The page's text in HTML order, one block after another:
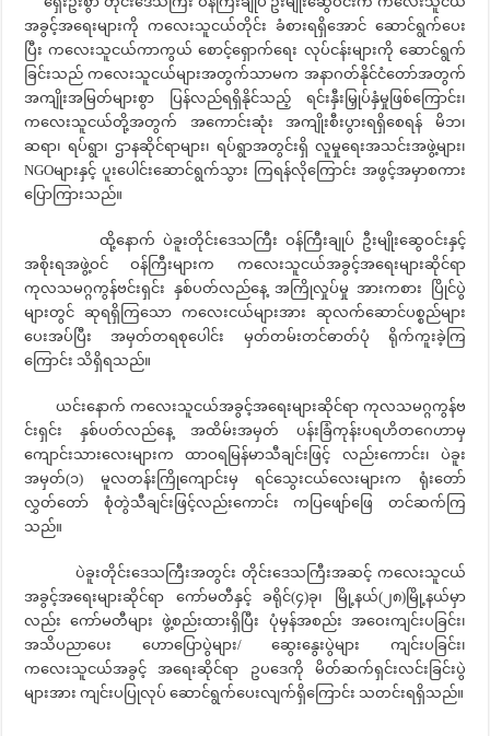
အခွင့်အရေးများကို ကလေးသူငယ်တိုင်း ခံစားရရှိအောင် ဆောင်ရွက်ပေး
ပြီး ကလေးသူငယ်ကာကွယ် စောင့်ရှောက်ရေး လုပ်ငန်းများကို ဆောင်ရွက်
ခြင်းသည် ကလေးသူငယ်များအတွက်သာမက အနာဂတ်နိုင်ငံတော်အတွက်
အကျိုးအမြတ်များစွာ ပြန်လည်ရရှိနိုင်သည့် ရင်းနှီးမြှုပ်နှံမှုဖြစ်ကြောင်း၊
ကလေးသူငယ်တို့အတွက် အကောင်းဆုံး အကျိုးစီးပွားရရှိစေရန် မိဘ၊
ဆရာ၊ ရပ်ရွာ၊ ဌာနဆိုင်ရာများ၊ ရပ်ရွာအတွင်းရှိ လူမှုရေးအသင်းအဖွဲ့များ၊
NGOများနှင့် ပူးပေါင်းဆောင်ရွက်သွား ကြရန်လိုကြောင်း အဖွင့်အမှာစကား
ပြောကြားသည်။
ထို့နောက် ပဲခူးတိုင်းဒေသကြီး ဝန်ကြီးချုပ် ဦးမျိုးဆွေဝင်းနှင့်
အစိုးရအဖွဲ့ဝင် ဝန်ကြီးများက ကလေးသူငယ်အခွင့်အရေးများဆိုင်ရာ
ကုလသမဂ္ဂကွန်ဗင်းရှင်း နှစ်ပတ်လည်နေ့ အကြိုလှုပ်မှု အားကစား ပြိုင်ပွဲ
များတွင် ဆုရရှိကြသော ကလေးငယ်များအား ဆုလက်ဆောင်ပစ္စည်များ
ပေးအပ်ပြီး အမှတ်တရစုပေါင်း မှတ်တမ်းတင်ဓာတ်ပုံ ရိုက်ကူးခဲ့ကြ
ကြောင်း သိရှိရသည်။
ယင်းနောက် ကလေးသူငယ်အခွင့်အရေးများဆိုင်ရာ ကုလသမဂ္ဂကွန်ဗ
င်းရှင်း နှစ်ပတ်လည်နေ့ အထိမ်းအမှတ် ပန်းခြံကုန်းပရဟိတဂေဟာမှ
ကျောင်းသားလေးများက ထာဝရမြန်မာသီချင်းဖြင့် လည်းကောင်း၊ ပဲခူး
အမှတ်(၁) မူလတန်းကြိုကျောင်းမှ ရင်သွေးငယ်လေးများက ရုံးတော်
လွှတ်တော် စုံတွဲသီချင်းဖြင့်လည်းကောင်း ကပြဖျော်ဖြေ တင်ဆက်ကြ
သည်။
ပဲခူးတိုင်းဒေသကြီးအတွင်း တိုင်းဒေသကြီးအဆင့် ကလေးသူငယ်
အခွင့်အရေးများဆိုင်ရာ ကော်မတီနှင့် ခရိုင်(၄)ခု၊ မြို့နယ်(၂၈)မြို့နယ်မှာ
လည်း ကော်မတီများ ဖွဲ့စည်းထားရှိပြီး ပုံမှန်အစည်း အဝေးကျင်းပခြင်း၊
အသိပညာပေး ဟောပြောပွဲများ/ ဆွေးနွေးပွဲများ ကျင်းပခြင်း၊
ကလေးသူငယ်အခွင့် အရေးဆိုင်ရာ ဥပဒေကို မိတ်ဆက်ရှင်းလင်းခြင်းပွဲ
များအား ကျင်းပပြုလုပ် ဆောင်ရွက်ပေးလျက်ရှိကြောင်း သတင်းရရှိသည်။